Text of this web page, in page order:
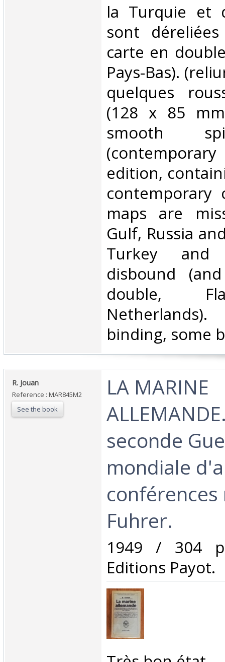
la Turquie et
sont
carte en
Pays-Bas).
quelques
(128 x 85
smooth
edition,
contemporary
maps are
Gulf, Russia
Turkey and
disbound
double,
binding, some
‎R. Jouan‎
Reference : MAR845M2
See the book
‎LA MARINE
seconde
mondiale
Fuhrer.‎
‎1949 / 304
Editions Payot.‎